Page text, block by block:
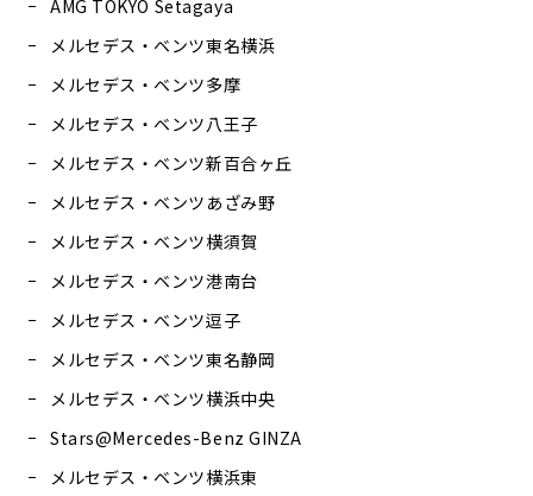
AMG TOKYO Setagaya
メルセデス・ベンツ東名横浜
メルセデス・ベンツ多摩
メルセデス・ベンツ八王子
メルセデス・ベンツ新百合ヶ丘
メルセデス・ベンツあざみ野
メルセデス・ベンツ横須賀
メルセデス・ベンツ港南台
メルセデス・ベンツ逗子
メルセデス・ベンツ東名静岡
メルセデス・ベンツ横浜中央
Stars@Mercedes-Benz GINZA
メルセデス・ベンツ横浜東